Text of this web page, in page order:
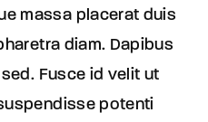
massa placerat duis
diam. Dapibus
Fusce id velit ut
potenti